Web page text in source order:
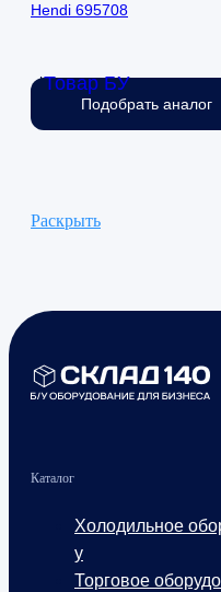
Товар БУ
Hendi 695708
Нет в наличии
Подобрать аналог
Раскрыть
Каталог
Холодильное
у
Торговое